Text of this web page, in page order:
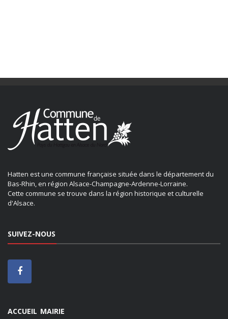
Hatten est une commune française située dans le département du
Bas-Rhin, en région Alsace-Champagne-Ardenne-Lorraine.
Cette commune se trouve dans la région historique et culturelle
d'Alsace.
SUIVEZ-NOUS
ACCUEIL MAIRIE